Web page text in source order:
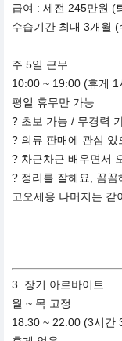
급여 : 세전 245만원 (
수습기간 최대 3개월
주 5일 근무
10:00 ~ 19:00 (휴게 1
평일 휴무만 가능
? 초보 가능 / 무경력
? 의류 판매에 관심 있
? 차근차근 배우면서
? 정리를 잘해요, 꼼
고오세용 나머지는 같
3. 장기 아르바이트
월 ~ 목 고정
18:30 ~ 22:00 (3시간